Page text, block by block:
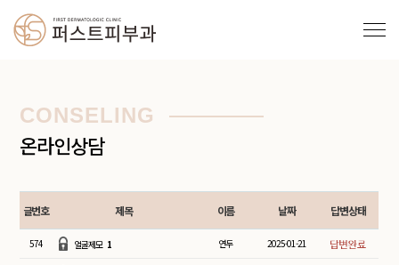
CONSELING
온라인상담
글번호 제목 이름 날짜 답변상태
574 얼굴제모 1 연두 2025-01-21